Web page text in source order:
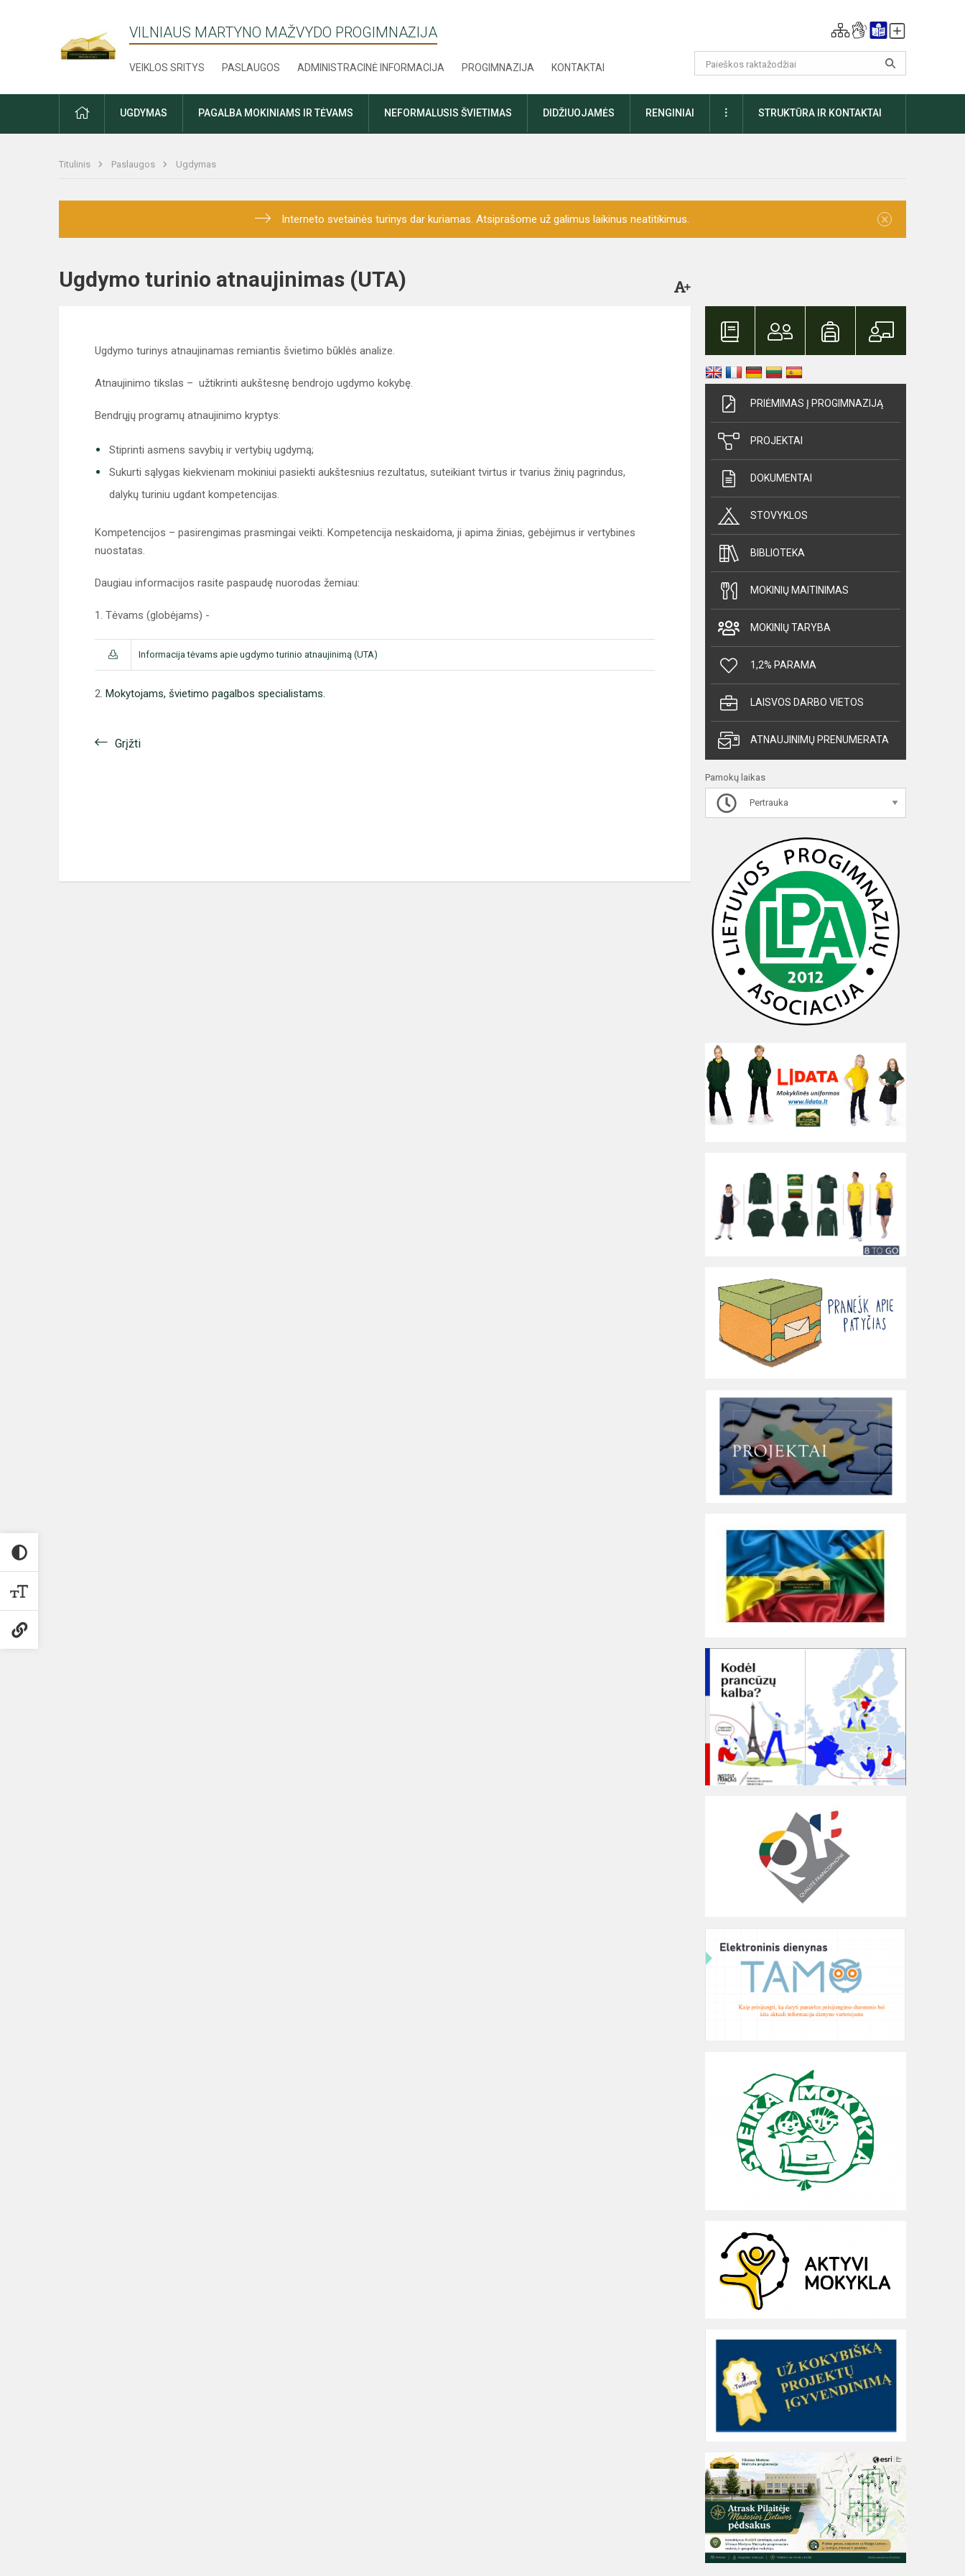
VILNIAUS MARTYNO MAŽVYDO PROGIMNAZIJA
VEIKLOS SRITYS PASLAUGOS ADMINISTRACINĖ INFORMACIJA PROGIMNAZIJA KONTAKTAI
PRADŽIAUGDYMAS PAGALBA MOKINIAMS IR TĖVAMS NEFORMALUSIS ŠVIETIMAS DIDŽIUOJAMĖS RENGINIAI DAUGIAUSTRUKTŪRA IR KONTAKTAI
Titulinis Paslaugos Ugdymas
Interneto svetainės turinys dar kuriamas. Atsiprašome už galimus laikinus neatitikimus. ×
Ugdymo turinio atnaujinimas (UTA)
Ugdymo turinys atnaujinamas remiantis švietimo būklės analize.
Atnaujinimo tikslas – užtikrinti aukštesnę bendrojo ugdymo kokybę.
Bendrųjų programų atnaujinimo kryptys:
Stiprinti asmens savybių ir vertybių ugdymą;
Sukurti sąlygas kiekvienam mokiniui pasiekti aukštesnius rezultatus, suteikiant tvirtus ir tvarius žinių pagrindus,
dalykų turiniu ugdant kompetencijas.
Kompetencijos – pasirengimas prasmingai veikti. Kompetencija neskaidoma, ji apima žinias, gebėjimus ir vertybines
nuostatas.
Daugiau informacijos rasite paspaudę nuorodas žemiau:
1. Tėvams (globėjams) -
Informacija tėvams apie ugdymo turinio atnaujinimą (UTA)
2. Mokytojams, švietimo pagalbos specialistams.
Grįžti
PRIĖMIMAS Į PROGIMNAZIJĄ
PROJEKTAI
DOKUMENTAI
STOVYKLOS
BIBLIOTEKA
MOKINIŲ MAITINIMAS
MOKINIŲ TARYBA
1,2% PARAMA
LAISVOS DARBO VIETOS
ATNAUJINIMŲ PRENUMERATA
Pamokų laikas
Pertrauka